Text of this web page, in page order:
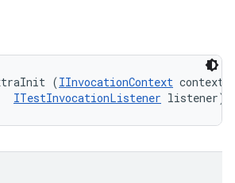
(IInvocationContext
ITestInvocationListener listener)